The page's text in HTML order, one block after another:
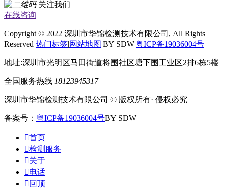
关注我们
在线咨询
Copyright © 2022 深圳市华锦检测技术有限公司, All Rights
Reserved 热门标签|网站地图|BY SDW|粤ICP备19036004号
地址:深圳市光明区马田街道将围社区塘下围工业区2排6栋5楼
全国服务热线 18123945317
深圳市华锦检测技术有限公司 © 版权所有· 侵权必究
备案号： 粤ICP备19036004号BY SDW
首页
检测服务
关于
电话
 回顶